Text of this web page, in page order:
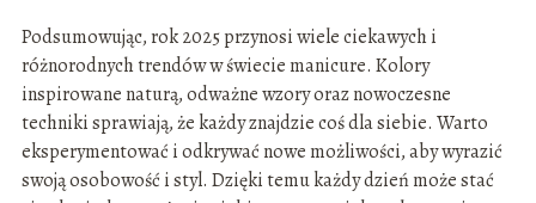
Podsumowując, rok 2025 przynosi wiele ciekawych i
różnorodnych trendów w świecie manicure. Kolory
inspirowane naturą, odważne wzory oraz nowoczesne
techniki sprawiają, że każdy znajdzie coś dla siebie. Warto
eksperymentować i odkrywać nowe możliwości, aby wyrazić
swoją osobowość i styl. Dzięki temu każdy dzień może stać